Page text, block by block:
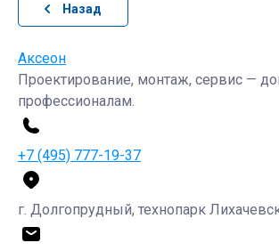
Назад
Аксеон
Проектирование, монтаж, сервис —
профессионалам.
+7 (495) 777-19-37
г. Долгопрудный, технопарк